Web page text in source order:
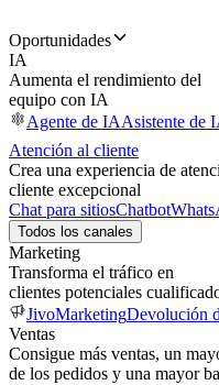
Oportunidades
IA
Aumenta el rendimiento del
equipo con IA
Agente de IAAsistente de
Atención al cliente
Crea una experiencia de
cliente excepcional
Chat para sitiosChatbot
Todos los canales
Marketing
Transforma el tráfico en
clientes potenciales
JivoMarketingDevolución
Ventas
Consigue más ventas, un
de los pedidos y una mayor